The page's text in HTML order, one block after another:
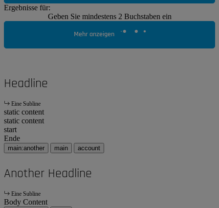
Ergebnisse für:
Geben Sie mindestens 2 Buchstaben ein
Mehr anzeigen
Headline
Eine Subline
static content
static content
start
Ende
main:another main account
Another Headline
Eine Subline
Body Content